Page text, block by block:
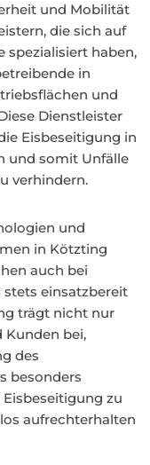
und Mobilität
die sich auf
spezialisiert haben,
in
und
Dienstleister
Eisbeseitigung in
und somit Unfälle
verhindern.
und
in Kötzting
auch bei
einsatzbereit
trägt nicht nur
Kunden bei,
des
besonders
zu
aufrechterhalten